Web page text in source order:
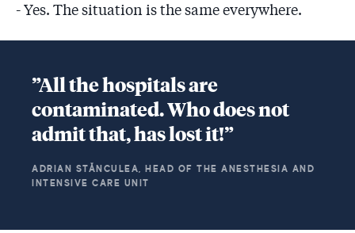
- Yes. The situation is the same everywhere.
”All the hospitals are
contaminated. Who does not
admit that, has lost it!”
ADRIAN STĂNCULEA, HEAD OF THE ANESTHESIA AND
INTENSIVE CARE UNIT